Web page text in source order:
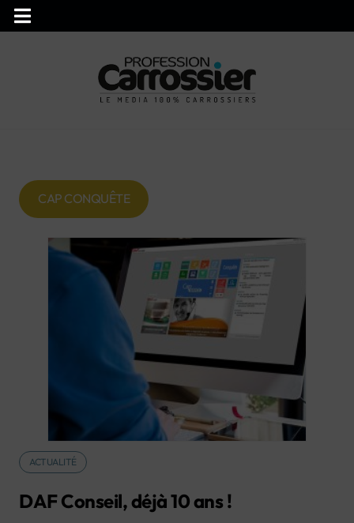
CAP CONQUÊTE
ACTUALITÉ
DAF Conseil, déjà 10 ans !